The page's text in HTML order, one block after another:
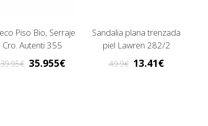
Piso Bio, Serraje
Cro. Autenti 355
39.95 35.955
Sandalia plana trenzada
piel Lawren 282/2
49.9 13.41